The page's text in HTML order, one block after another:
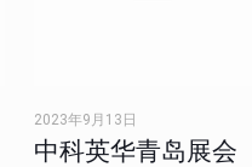
2023年9月13日
中科英华青岛展会